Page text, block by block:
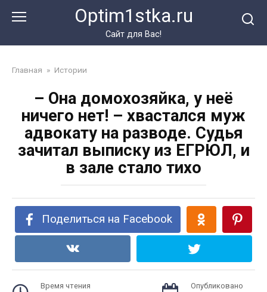
Optim1stka.ru
Сайт для Вас!
Главная » Истории
– Она домохозяйка, у неё
ничего нет! – хвастался муж
адвокату на разводе. Судья
зачитал выписку из ЕГРЮЛ, и
в зале стало тихо
Поделиться на Facebook
Время чтения Опубликовано